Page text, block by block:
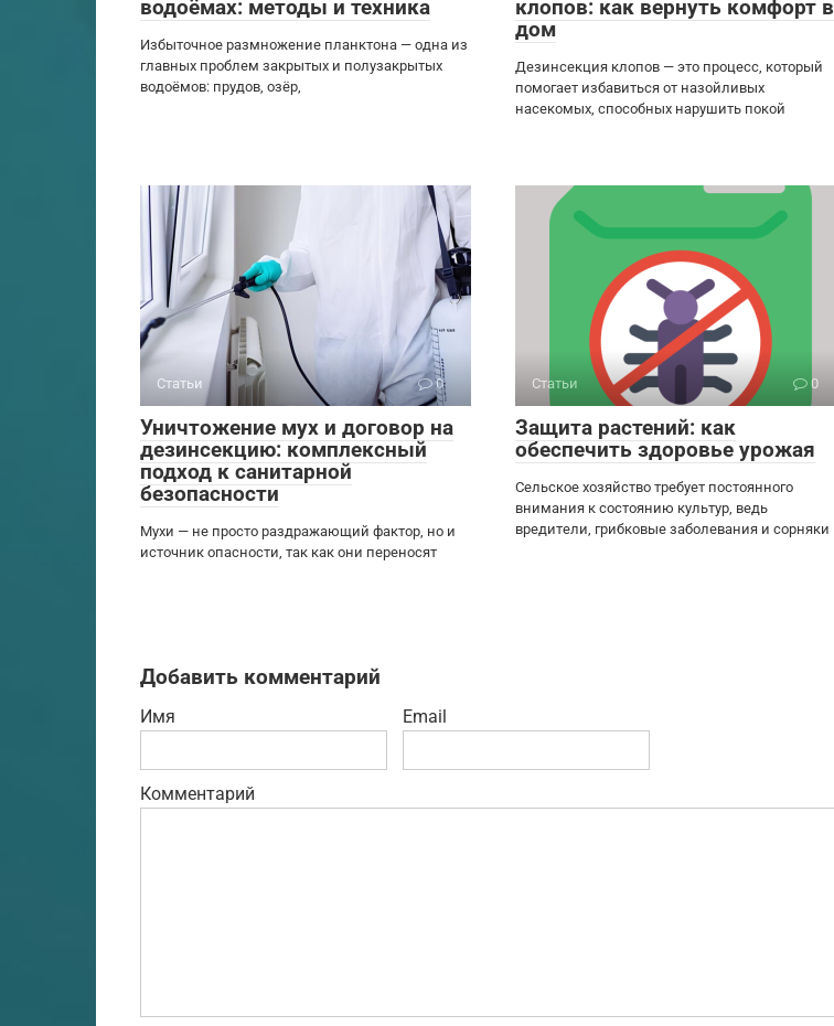
водоёмах: методы и техника
Избыточное размножение планктона — одна из
главных проблем закрытых и полузакрытых
водоёмов: прудов, озёр,
клопов: как вернуть комфорт в
дом
Дезинсекция клопов — это процесс, который
помогает избавиться от назойливых
насекомых, способных нарушить покой
Статьи 0
Уничтожение мух и договор на
дезинсекцию: комплексный
подход к санитарной
безопасности
Мухи — не просто раздражающий фактор, но и
источник опасности, так как они переносят
Статьи 0
Защита растений: как
обеспечить здоровье урожая
Сельское хозяйство требует постоянного
внимания к состоянию культур, ведь
вредители, грибковые заболевания и сорняки
Добавить комментарий
Имя Email
Комментарий